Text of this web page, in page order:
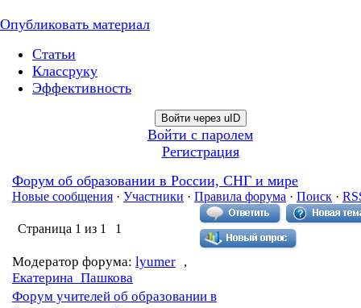
Опубликовать материал
Статьи
Классруку
Эффективность
Войти через uID
Войти с паролем
Регистрация
Форум об образовании в России, СНГ и мире
Новые сообщения · Участники · Правила форума · Поиск ·
Страница 1 из 1 1
Модератор форума: lyumer ,
Екатерина_Пашкова
Форум учителей об образовании в